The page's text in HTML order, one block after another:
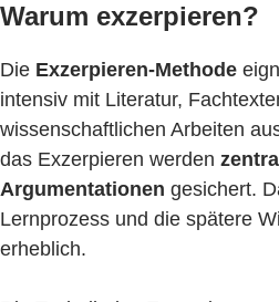
Warum exzerpieren?
Die Exzerpieren-Methode
intensiv mit Literatur,
wissenschaftlichen Arbeiten
das Exzerpieren werden
Argumentationen gesichert.
Lernprozess und die spätere
erheblich.